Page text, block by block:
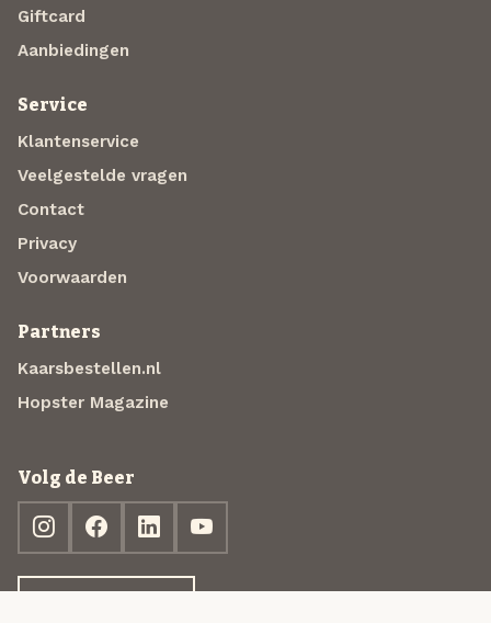
Giftcard
Aanbiedingen
Service
Klantenservice
Veelgestelde vragen
Contact
Privacy
Voorwaarden
Partners
Kaarsbestellen.nl
Hopster Magazine
Volg de Beer